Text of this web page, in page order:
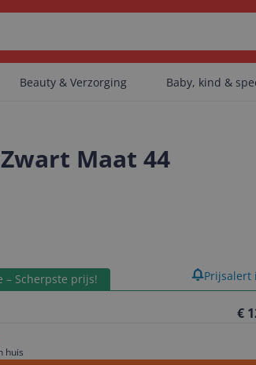
artikelen gevonden.
Beauty & Verzorging Baby, kind &
Maat 44
– Scherpste prijs!
€
huis
Prijsalert